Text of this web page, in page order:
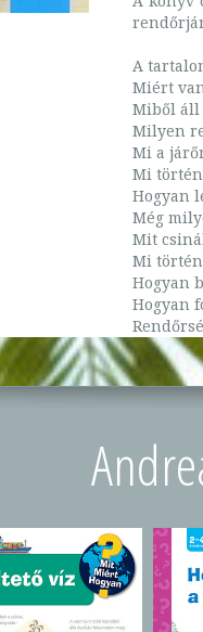
A
Miért
Miből áll
Milyen
Mi a
Mi
Hogyan
Még
Mit
Mi
Hogyan
Hogyan